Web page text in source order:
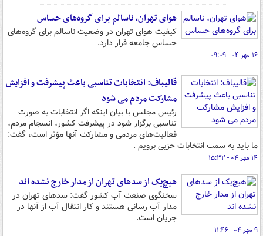
هوای تهران، ناسالم برای گروه‌های حساس
کیفیت هوای تهران در وضعیت ناسالم برای گروه‌های
حساس جامعه قرار دارد.
۱۶ مهر ۰۴ - ۰۹:۰۹
قالیباف: انتخابات تناسبی باعث پیشرفت و افزایش
مشارکت مردم می شود
رئیس مجلس با بیان اینکه اگر انتخابات به صورت
تناسبی برگزار شود در پیشرفت کشور، انسجام مردم،
فعالیت‌های مردمی و مشارکت آنها مؤثر است، گفت:
ما باید به سمت انتخابات حزبی برویم .
۱۴ مهر ۰۴ - ۱۵:۳۲
هیچ‌یک از سدهای تهران از مدار خارج نشده اند
سخنگوی صنعت آب کشور گفت: سدهای تهران در
مدار آب رسانی هستند و کار انتقال آب از آنها در
جریان است.
۹ مهر ۰۴ - ۱۱:۴۶